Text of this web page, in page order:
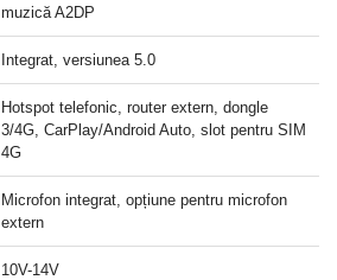
muzică A2DP
Integrat, versiunea 5.0
Hotspot telefonic, router extern, dongle
3/4G, CarPlay/Android Auto, slot pentru SIM
4G
Microfon integrat, opțiune pentru microfon
extern
10V-14V